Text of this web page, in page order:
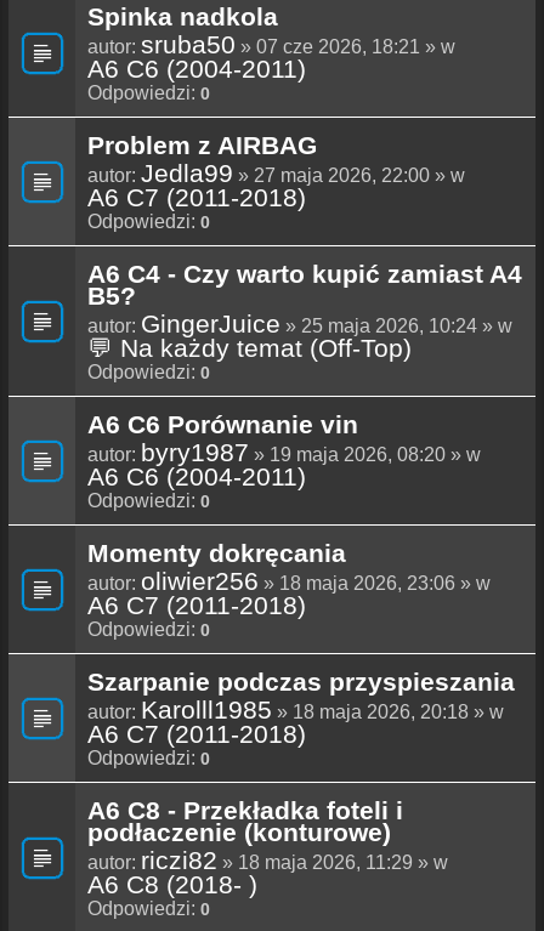
Spinka nadkola
autor: sruba50 » 07 cze 2026, 18:21 » w
A6 C6 (2004-2011)
Odpowiedzi: 0
Problem z AIRBAG
autor: Jedla99 » 27 maja 2026, 22:00 » w
A6 C7 (2011-2018)
Odpowiedzi: 0
A6 C4 - Czy warto kupić zamiast A4
B5?
autor: GingerJuice » 25 maja 2026, 10:24 » w
💬 Na każdy temat (Off-Top)
Odpowiedzi: 0
A6 C6 Porównanie vin
autor: byry1987 » 19 maja 2026, 08:20 » w
A6 C6 (2004-2011)
Odpowiedzi: 0
Momenty dokręcania
autor: oliwier256 » 18 maja 2026, 23:06 » w
A6 C7 (2011-2018)
Odpowiedzi: 0
Szarpanie podczas przyspieszania
autor: Karolll1985 » 18 maja 2026, 20:18 » w
A6 C7 (2011-2018)
Odpowiedzi: 0
A6 C8 - Przekładka foteli i
podłaczenie (konturowe)
autor: riczi82 » 18 maja 2026, 11:29 » w
A6 C8 (2018- )
Odpowiedzi: 0